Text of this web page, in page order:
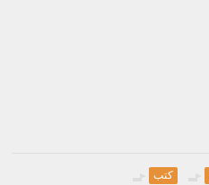
كتب